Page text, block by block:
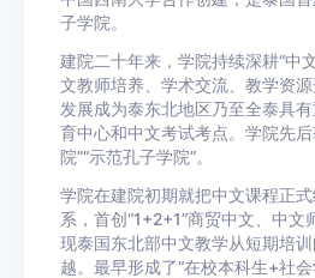
子学院。
建院二十年来，学院持续深耕“中
文教师培养、学术交流、教学资
发展成为泰东北地区乃至全泰具
育中心和中文考试考点。学院先
院”“示范孔子学院”。
学院在建院初期就把中文课程正
系，首创“1+2+1”商贸中文、中文
现泰国东北部中文教学从短期培
越。最早形成了“在校本科生+社